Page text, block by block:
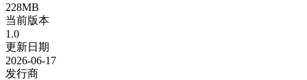
228MB
当前版本
1.0
更新日期
2026-06-17
发行商